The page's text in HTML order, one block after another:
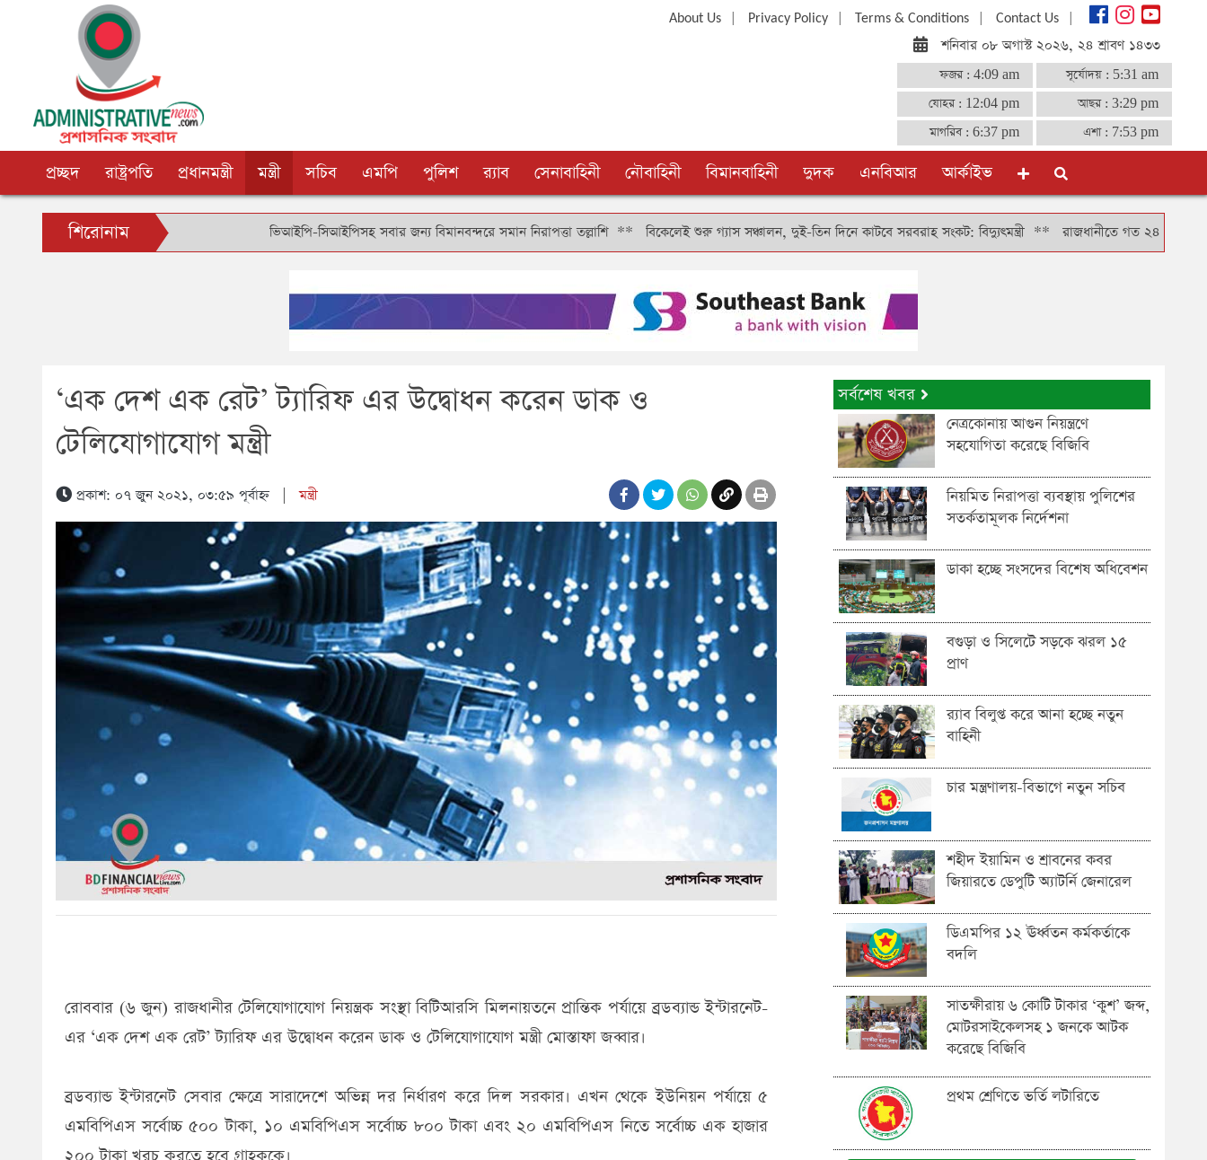
About Us| Privacy Policy| Terms & Conditions| Contact Us|
শনিবার ০৮ অগাস্ট ২০২৬, ২৪ শ্রাবণ ১৪৩৩
ফজর : 4:09 am সূর্যোদয় : 5:31 am
যোহর : 12:04 pm আছর : 3:29 pm
মাগরিব : 6:37 pm এশা : 7:53 pm
প্রচ্ছদ রাষ্ট্রপতি প্রধানমন্ত্রী মন্ত্রী সচিব এমপি পুলিশ র‍্যাব সেনাবাহিনী নৌবাহিনী বিমানবাহিনী দুদক এনবিআর আর্কাইভ
শিরোনাম ভিআইপি-সিআইপিসহ সবার জন্য বিমানবন্দরে সমান নিরাপত্তা তল্লাশি**বিকেলেই শুরু গ্যাস সঞ্চালন, দুই-তিন দিনে কাটবে সরবরাহ সংকট: বিদ্যুৎমন্ত্রী**রাজধানীতে গত ২৪ ঘণ্টায় গ্রেফতার
‘এক দেশ এক রেট’ ট্যারিফ এর উদ্বোধন করেন ডাক ও
টেলিযোগাযোগ মন্ত্রী
প্রকাশ: ০৭ জুন ২০২১, ০৩:৫৯ পূর্বাহ্ন|মন্ত্রী
রোববার (৬ জুন) রাজধানীর টেলিযোগাযোগ নিয়ন্ত্রক সংস্থা বিটিআরসি মিলনায়তনে প্রান্তিক পর্যায়ে ব্রডব্যান্ড ইন্টারনেট-
এর ‘এক দেশ এক রেট’ ট্যারিফ এর উদ্বোধন করেন ডাক ও টেলিযোগাযোগ মন্ত্রী মোস্তাফা জব্বার।
ব্রডব্যান্ড ইন্টারনেট সেবার ক্ষেত্রে সারাদেশে অভিন্ন দর নির্ধারণ করে দিল সরকার। এখন থেকে ইউনিয়ন পর্যায়ে ৫
এমবিপিএস সর্বোচ্চ ৫০০ টাকা, ১০ এমবিপিএস সর্বোচ্চ ৮০০ টাকা এবং ২০ এমবিপিএস নিতে সর্বোচ্চ এক হাজার
সর্বশেষ খবর
নেত্রকোনায় আগুন নিয়ন্ত্রণে
সহযোগিতা করেছে বিজিবি
নিয়মিত নিরাপত্তা ব্যবস্থায় পুলিশের
সতর্কতামূলক নির্দেশনা
ডাকা হচ্ছে সংসদের বিশেষ অধিবেশন
বগুড়া ও সিলেটে সড়কে ঝরল ১৫
প্রাণ
র‍্যাব বিলুপ্ত করে আনা হচ্ছে নতুন
বাহিনী
চার মন্ত্রণালয়-বিভাগে নতুন সচিব
শহীদ ইয়ামিন ও শ্রাবনের কবর
জিয়ারতে ডেপুটি অ্যাটর্নি জেনারেল
ডিএমপির ১২ ঊর্ধ্বতন কর্মকর্তাকে
বদলি
সাতক্ষীরায় ৬ কোটি টাকার ‘কুশ’ জব্দ,
মোটরসাইকেলসহ ১ জনকে আটক
করেছে বিজিবি
প্রথম শ্রেণিতে ভর্তি লটারিতে